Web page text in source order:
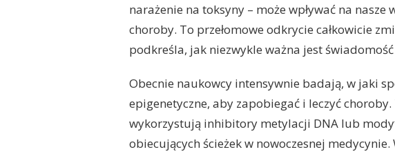
narażenie na toksyny – może wpływać na
choroby. To przełomowe odkrycie całkowicie
podkreśla, jak niezwykle ważna jest
Obecnie naukowcy intensywnie badają, w jaki
epigenetyczne, aby zapobiegać i leczyć
wykorzystują inhibitory metylacji DNA lub
obiecujących ścieżek w nowoczesnej